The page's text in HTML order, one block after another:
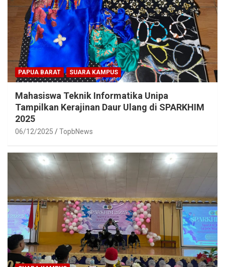
PAPUA BARAT SUARA KAMPUS
Mahasiswa Teknik Informatika Unipa
Tampilkan Kerajinan Daur Ulang di SPARKHIM
2025
06/12/2025 TopbNews